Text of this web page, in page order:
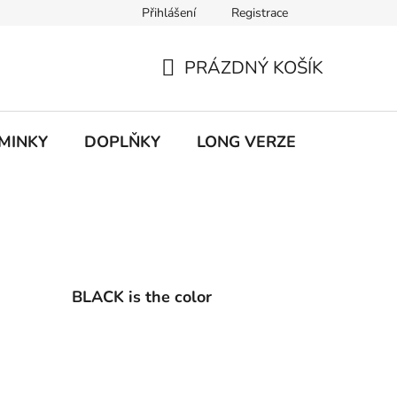
ochrany osobních údajůPřihlášení Registrace
KOŠÍK
PRÁZDNÝ KOŠÍK
DOPLŇKY LONG VERZE
BLACK is the color